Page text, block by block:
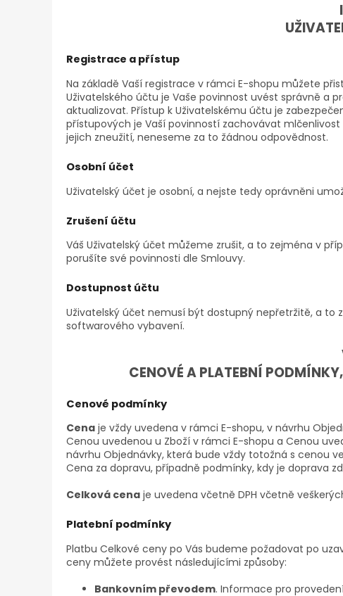
Registrace a přístup
Na základě Vaší registrace v rámci E-shopu můžete
Uživatelského účtu je Vaše povinnost uvést správně a
aktualizovat. Přístup k Uživatelskému účtu je
přístupových je Vaší povinností zachovávat
jejich zneužití, neneseme za to žádnou odpovědnost.
Osobní účet
Uživatelský účet je osobní, a nejste tedy oprávněni
Zrušení účtu
Váš Uživatelský účet můžeme zrušit, a to zejména v
porušíte své povinnosti dle Smlouvy.
Dostupnost účtu
Uživatelský účet nemusí být dostupný nepřetržitě, a
softwarového vybavení.
CENOVÉ A PLATEBNÍ
Cenové podmínky
Cena je vždy uvedena v rámci E-shopu, v návrhu
Cenou uvedenou u Zboží v rámci E-shopu a Cenou
návrhu Objednávky, která bude vždy totožná s cenou
Cena za dopravu, případně podmínky, kdy je doprava
Celková cena je uvedena včetně DPH včetně
Platební podmínky
Platbu Celkové ceny po Vás budeme požadovat po
ceny můžete provést následujícími způsoby:
Bankovním převodem. Informace pro